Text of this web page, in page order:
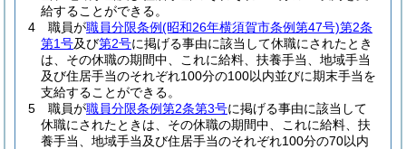
給することができる。
4
職員が職員分限条例(昭和26年横須賀市条例第47号)第2条
第1号及び第2号に掲げる事由に該当して休職にされたとき
は、その休職の期間中、これに給料、扶養手当、地域手当
及び住居手当のそれぞれ100分の100以内並びに期末手当を
支給することができる。
5
職員が職員分限条例第2条第3号に掲げる事由に該当して
休職にされたときは、その休職の期間中、これに給料、扶
養手当、地域手当及び住居手当のそれぞれ100分の70以内